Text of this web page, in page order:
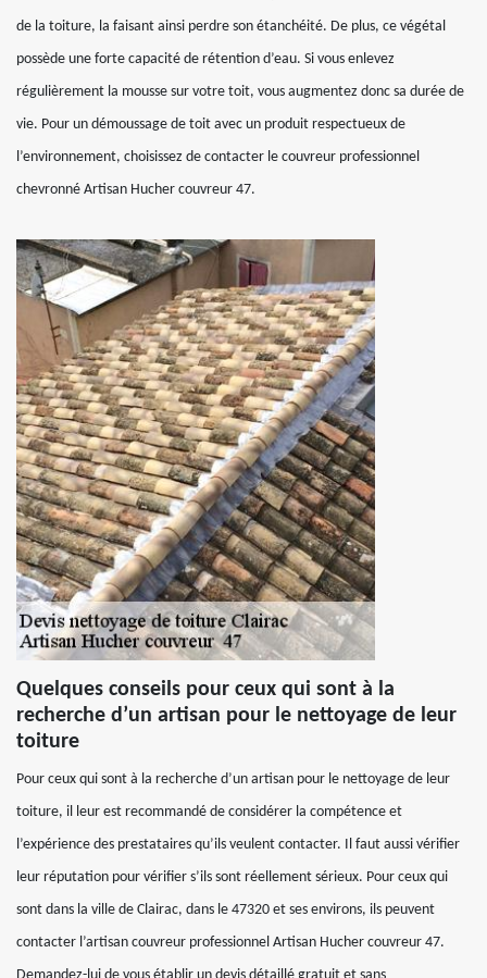
de la toiture, la faisant ainsi perdre son étanchéité. De plus, ce végétal
possède une forte capacité de rétention d’eau. Si vous enlevez
régulièrement la mousse sur votre toit, vous augmentez donc sa durée de
vie. Pour un démoussage de toit avec un produit respectueux de
l’environnement, choisissez de contacter le couvreur professionnel
chevronné Artisan Hucher couvreur 47.
Quelques conseils pour ceux qui sont à la
recherche d’un artisan pour le nettoyage de leur
toiture
Pour ceux qui sont à la recherche d’un artisan pour le nettoyage de leur
toiture, il leur est recommandé de considérer la compétence et
l’expérience des prestataires qu’ils veulent contacter. Il faut aussi vérifier
leur réputation pour vérifier s’ils sont réellement sérieux. Pour ceux qui
sont dans la ville de Clairac, dans le 47320 et ses environs, ils peuvent
contacter l’artisan couvreur professionnel Artisan Hucher couvreur 47.